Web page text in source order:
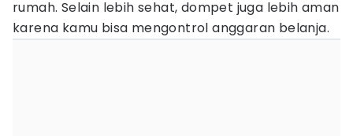
rumah. Selain lebih sehat, dompet juga lebih aman
karena kamu bisa mengontrol anggaran belanja.